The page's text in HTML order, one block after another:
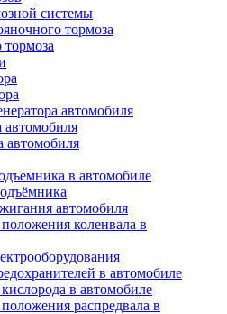
системы
тормоза
автомобиля
автомобиля
автомобиля
в автомобиле
автомобиля
коленвала в
в автомобиле
в автомобиле
распредвала в